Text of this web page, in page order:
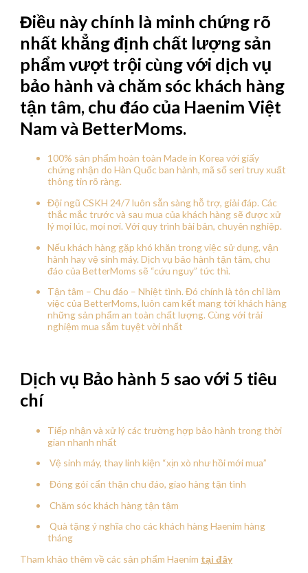
Điều này chính là minh chứng rõ
nhất khẳng định chất lượng sản
phẩm vượt trội cùng với dịch vụ
bảo hành và chăm sóc khách hàng
tận tâm, chu đáo của Haenim Việt
Nam và BetterMoms.
100% sản phẩm hoàn toàn Made in Korea với giấy
chứng nhận do Hàn Quốc ban hành, mã số seri truy xuất
thông tin rõ ràng.
Đội ngũ CSKH 24/7 luôn sẵn sàng hỗ trợ, giải đáp. Các
thắc mắc trước và sau mua của khách hàng sẽ được xử
lý mọi lúc, mọi nơi. Với quy trình bài bản, chuyên nghiệp.
Nếu khách hàng gặp khó khăn trong việc sử dụng, vận
hành hay vệ sinh máy. Dịch vụ bảo hành tận tâm, chu
đáo của BetterMoms sẽ “cứu nguy” tức thì.
Tận tâm – Chu đáo – Nhiệt tình. Đó chính là tôn chỉ làm
việc của BetterMoms, luôn cam kết mang tới khách hàng
những sản phẩm an toàn chất lượng. Cùng với trải
nghiệm mua sắm tuyệt vời nhất
Dịch vụ Bảo hành 5 sao với 5 tiêu
chí
Tiếp nhận và xử lý các trường hợp bảo hành trong thời
gian nhanh nhất
Vệ sinh máy, thay linh kiện “xịn xò như hồi mới mua”
Đóng gói cẩn thận chu đáo, giao hàng tận tình
Chăm sóc khách hàng tận tậm
Quà tặng ý nghĩa cho các khách hàng Haenim hàng
tháng
Tham khảo thêm về các sản phẩm Haenim tại đây